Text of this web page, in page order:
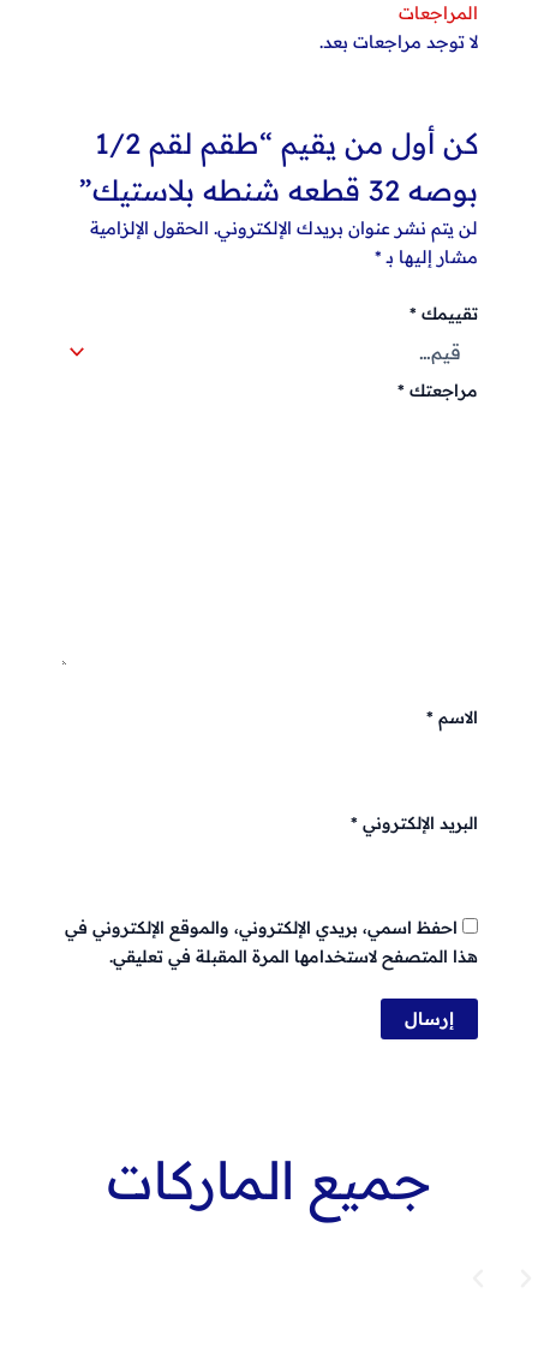
المراجعات
لا توجد مراجعات بعد.
كن أول من يقيم “طقم لقم 1/2
بوصه 32 قطعه شنطه بلاستيك”
لن يتم نشر عنوان بريدك الإلكتروني. الحقول الإلزامية
مشار إليها بـ *
تقييمك *
مراجعتك *
الاسم *
البريد الإلكتروني *
احفظ اسمي، بريدي الإلكتروني، والموقع الإلكتروني في
هذا المتصفح لاستخدامها المرة المقبلة في تعليقي.
جميع الماركات